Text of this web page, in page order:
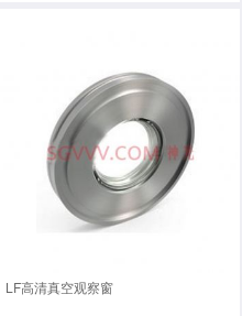
LF高清真空观察窗